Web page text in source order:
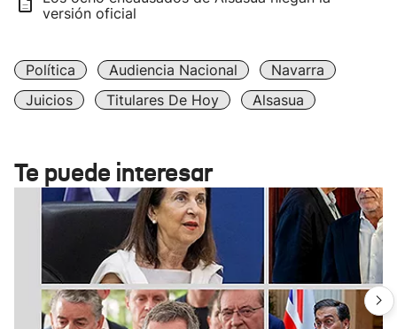
versión oficial
Política Audiencia Nacional
Navarra
Juicios
Titulares De Hoy Alsasua
Te puede interesar